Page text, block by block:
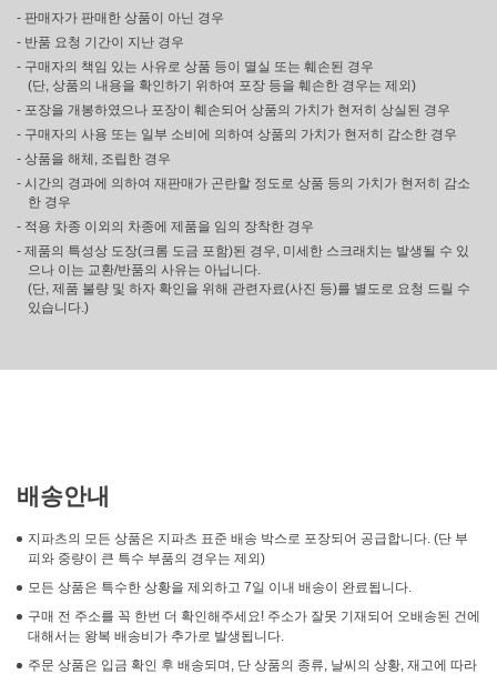
- 판매자가 판매한 상품이 아닌 경우
- 반품 요청 기간이 지난 경우
- 구매자의 책임 있는 사유로 상품 등이 멸실 또는 훼손된 경우
(단, 상품의 내용을 확인하기 위하여 포장 등을 훼손한 경우는 제외)
- 포장을 개봉하였으나 포장이 훼손되어 상품의 가치가 현저히 상실된 경우
- 구매자의 사용 또는 일부 소비에 의하여 상품의 가치가 현저히 감소한 경우
- 상품을 해체, 조립한 경우
- 시간의 경과에 의하여 재판매가 곤란할 정도로 상품 등의 가치가 현저히 감소
한 경우
- 적용 차종 이외의 차종에 제품을 임의 장착한 경우
- 제품의 특성상 도장(크롬 도금 포함)된 경우, 미세한 스크래치는 발생될 수 있
으나 이는 교환/반품의 사유는 아닙니다.
(단, 제품 불량 및 하자 확인을 위해 관련자료(사진 등)를 별도로 요청 드릴 수
있습니다.)
배송안내
지파츠의 모든 상품은 지파츠 표준 배송 박스로 포장되어 공급합니다. (단 부
피와 중량이 큰 특수 부품의 경우는 제외)
모든 상품은 특수한 상황을 제외하고 7일 이내 배송이 완료됩니다.
구매 전 주소를 꼭 한번 더 확인해주세요! 주소가 잘못 기재되어 오배송된 건에
대해서는 왕복 배송비가 추가로 발생됩니다.
주문 상품은 입금 확인 후 배송되며, 단 상품의 종류, 날씨의 상황, 재고에 따라